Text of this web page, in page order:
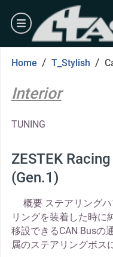
content
burger
Home / T_Stylish /
Interior
TUNING
ZESTEK
(Gen.1)
概要 ステアリングハ
リングを装着した時に
移設できるCAN Busの
属のステアリングボス